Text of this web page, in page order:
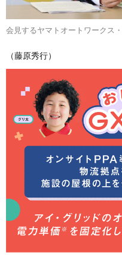
会見するヤマトオートワークス
（藤原秀行）